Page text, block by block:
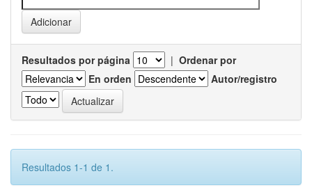
Resultados por página | Ordenar por
En orden
Autor/registro
Resultados 1-1 de 1.